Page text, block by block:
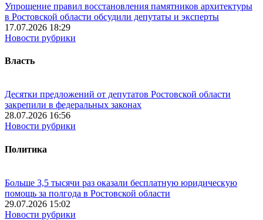
Упрощение правил восстановления памятников архитектуры
в Ростовской области обсудили депутаты и эксперты
17.07.2026 18:29
Новости рубрики
Власть
Десятки предложений от депутатов Ростовской области
закрепили в федеральных законах
28.07.2026 16:56
Новости рубрики
Политика
Больше 3,5 тысячи раз оказали бесплатную юридическую
помощь за полгода в Ростовской области
29.07.2026 15:02
Новости рубрики